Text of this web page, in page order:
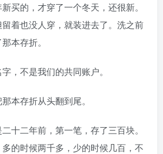
的，才穿了一个冬天，还很新。
着也没人穿，就装进去了。洗之前
本存折。
不是我们的共同账户。
存折从头翻到尾。
二年前，第一笔，存了三百块。
的时候两千多，少的时候几百，不